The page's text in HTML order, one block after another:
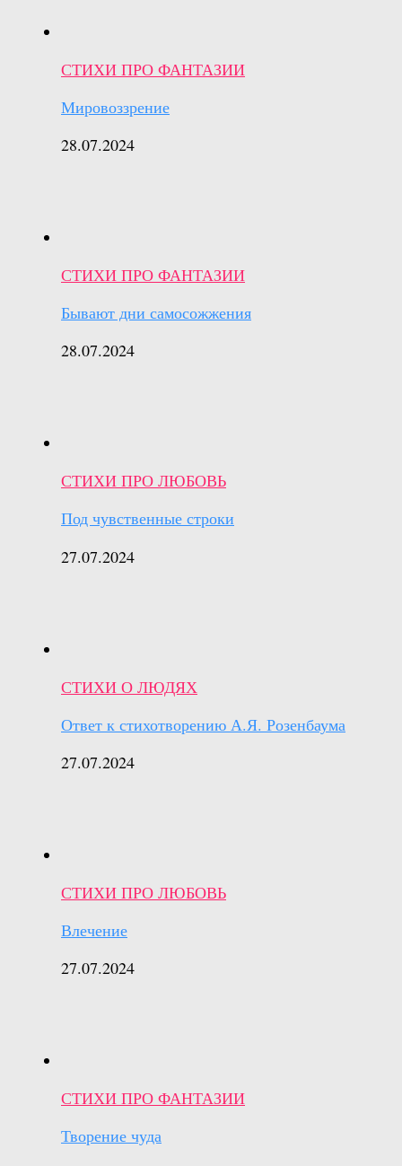
СТИХИ ПРО ФАНТАЗИИ
Мировоззрение
28.07.2024
СТИХИ ПРО ФАНТАЗИИ
Бывают дни самосожжения
28.07.2024
СТИХИ ПРО ЛЮБОВЬ
Под чувственные строки
27.07.2024
СТИХИ О ЛЮДЯХ
Ответ к стихотворению А.Я. Розенбаума
27.07.2024
СТИХИ ПРО ЛЮБОВЬ
Влечение
27.07.2024
СТИХИ ПРО ФАНТАЗИИ
Творение чуда